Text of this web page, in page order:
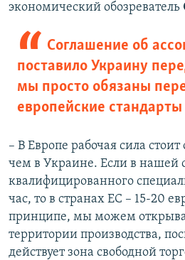
экономический обозреватель
Соглашение об
поставило Украину
мы просто обязаны
европейские стандарты
– В Европе рабочая сила
чем в Украине. Если в нашей
квалифицированного
час, то в странах ЕС – 15-20
принципе, мы можем
территории производства,
действует зона свободной